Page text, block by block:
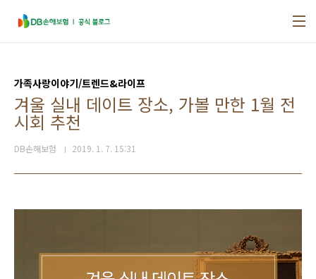
가족사랑이야기/트렌드&라이프
겨울 실내 데이트 장소, 가볼 만한 1월 전
시회 추천
DB손해보험 2019. 1. 7. 15:31